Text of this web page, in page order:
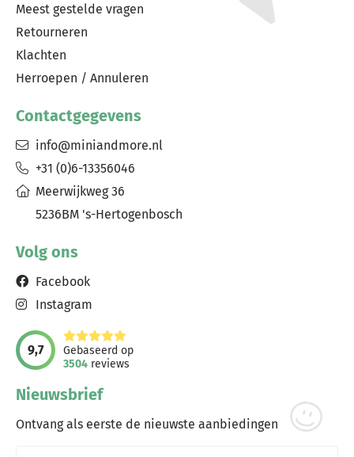
Meest gestelde vragen
Retourneren
Klachten
Herroepen / Annuleren
Contactgegevens
info@miniandmore.nl
+31 (0)6-13356046
Meerwijkweg 36
5236BM 's-Hertogenbosch
Volg ons
Facebook
Instagram
9,7
Gebaseerd op
3504 reviews
Nieuwsbrief
Ontvang als eerste de nieuwste aanbiedingen